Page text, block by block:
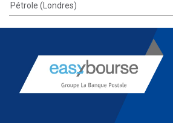
Pétrole (Londres)